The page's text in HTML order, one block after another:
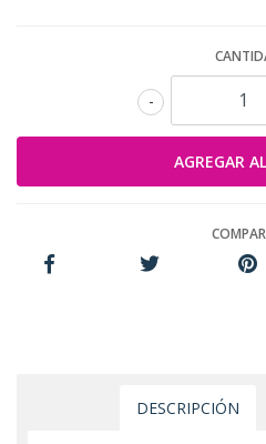
-
DESCRIPCIÓN